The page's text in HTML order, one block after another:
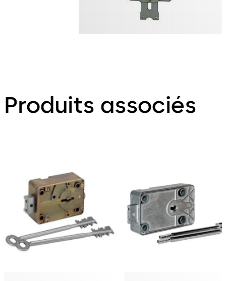
Produits associés